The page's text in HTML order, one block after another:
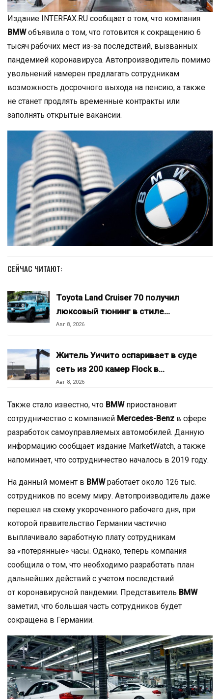
Издание INTERFAX.RU сообщает о том, что компания
BMWобъявила о том, что готовится к сокращению 6
тысяч рабочих мест из-за последствий, вызванных
пандемией коронавируса. Автопроизводитель помимо
увольнений намерен предлагать сотрудникам
возможность досрочного выхода на пенсию, а также
не станет продлять временные контракты или
заполнять открытые вакансии.
СЕЙЧАС ЧИТАЮТ:
Toyota Land Cruiser 70 получил
люксовый тюнинг в стиле…
Авг 8, 2026
Житель Уичито оспаривает в суде
сеть из 200 камер Flock в…
Авг 8, 2026
Также стало известно, что BMWприостановит
сотрудничество с компанией Mercedes-Benz в сфере
разработок самоуправляемых автомобилей. Данную
информацию сообщает издание MarketWatch, а также
напоминает, что сотрудничество началось в 2019 году.
На данный момент в BMWработает около 126 тыс.
сотрудников по всему миру. Автопроизводитель даже
перешел на схему укороченного рабочего дня, при
которой правительство Германии частично
выплачивало заработную плату сотрудникам
за «потерянные» часы. Однако, теперь компания
сообщила о том, что необходимо разработать план
дальнейших действий с учетом последствий
от коронавирусной пандемии. Представитель BMW
заметил, что большая часть сотрудников будет
сокращена в Германии.